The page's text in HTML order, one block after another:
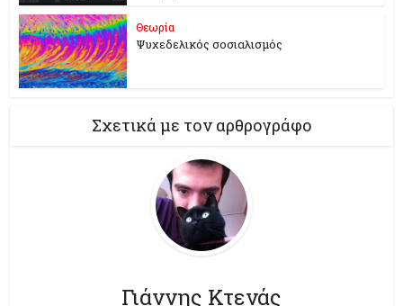
Θεωρία
Ψυχεδελικός σοσιαλισμός
Σχετικά με τον αρθρογράφο
Γιάννης Κτενάς